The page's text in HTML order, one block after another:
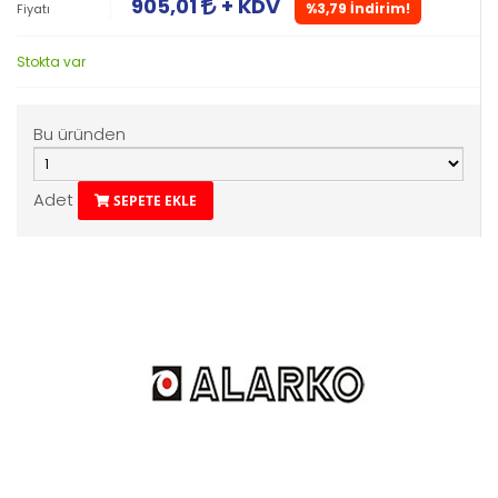
Fiyatı 905,01 + KDV %3,79 İndirim!
Stokta var
Bu üründen
Adet SEPETE EKLE